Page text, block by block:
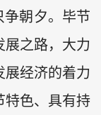
争朝夕。毕节
展之路，大力
展经济的着力
特色、具有持